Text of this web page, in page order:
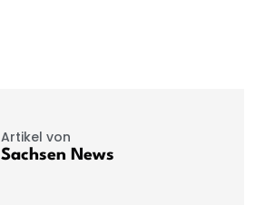
Artikel von
Sachsen News